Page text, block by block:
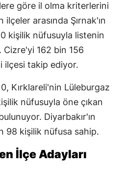
göre il olma kriterlerini
ilçeler arasında Şırnak'ın
kişilik nüfusuyla listenin
Cizre'yi 162 bin 156
ilçesi takip ediyor.
Kırklareli'nin Lüleburgaz
nüfusuyla öne çıkan
Diyarbakır'ın
98 kişilik nüfusa sahip.
İlçe Adayları